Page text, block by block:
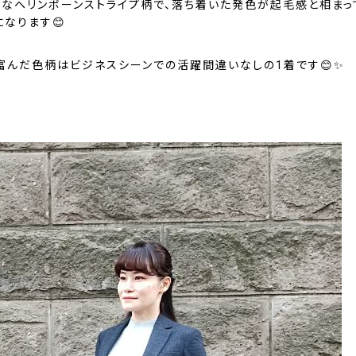
ヘリンボーンストライプ柄で、落ち着いた発色が起毛感と相まっ
なります😊
んだ色柄はビジネスシーンでの活躍間違いなしの1着です😊✨